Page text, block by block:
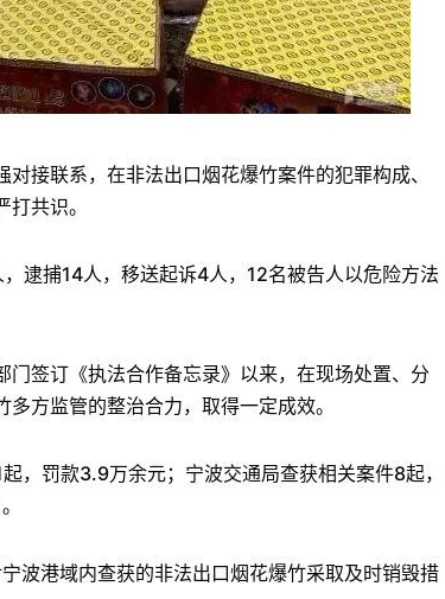
接联系，在非法出口烟花爆竹案件的犯罪构成、
共识。
逮捕14人，移送起诉4人，12名被告人以危险方法
签订《执法合作备忘录》以来，在现场处置、分
方监管的整治合力，取得一定成效。
，罚款3.9万余元；宁波交通局查获相关案件8起，
波港域内查获的非法出口烟花爆竹采取及时销毁措